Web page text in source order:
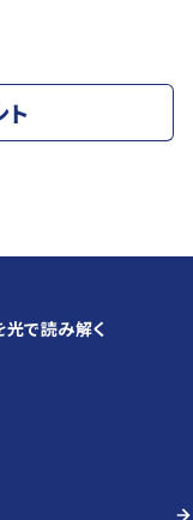
ト
で読み解く